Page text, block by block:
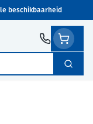
beschikbaarheid
Zoek